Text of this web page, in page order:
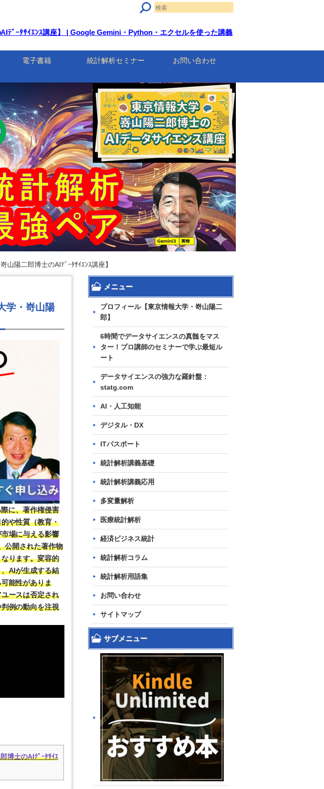
ﾃﾞｰﾀｻｲｴﾝｽ講座】 | Google Gemini・Python・エクセルを使った講義
電子書籍 統計解析セミナー お問い合わせ
陽二郎博士のAIﾃﾞｰﾀｻｲｴﾝｽ講座】
学・嵜山陽
に、著作権侵害
や性質（教育・
場に与える影響
公開された著作物
ります。変容的
AIが生成する結
能性がありま
ースは否定され
例の動向を注視
博士のAIﾃﾞｰﾀｻｲｴ
メニュー
プロフィール【東京情報大学・嵜山陽二
郎】
6時間でデータサイエンスの真髄をマス
ター！プロ講師のセミナーで学ぶ最短ル
ート
データサイエンスの強力な羅針盤：
statg.com
AI・人工知能
デジタル・DX
ITパスポート
統計解析講義基礎
統計解析講義応用
多変量解析
医療統計解析
経済ビジネス統計
統計解析コラム
統計解析用語集
お問い合わせ
サイトマップ
サブメニュー